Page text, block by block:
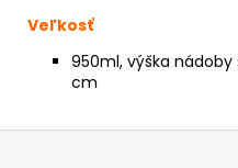
Veľkosť
950ml, výška nádoby
cm
Z